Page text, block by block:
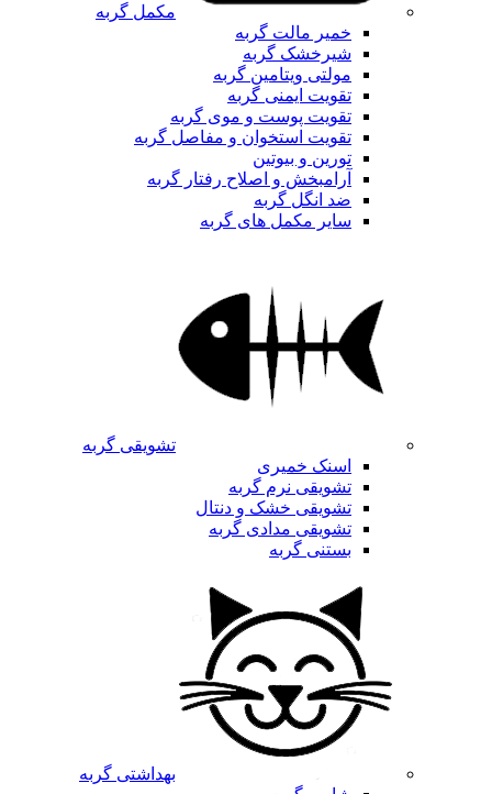
مکمل گربه
خمیر مالت گربه
شیرخشک گربه
مولتی ویتامین گربه
تقویت ایمنی گربه
تقویت پوست و موی گربه
تقویت استخوان و مفاصل گربه
تورین و بیوتین
آرامبخش و اصلاح رفتار گربه
ضد انگل گربه
سایر مکمل های گربه
تشویقی گربه
اسنک خمیری
تشویقی نرم گربه
تشویقی خشک و دنتال
تشویقی مدادی گربه
بستنی گربه
بهداشتی گربه